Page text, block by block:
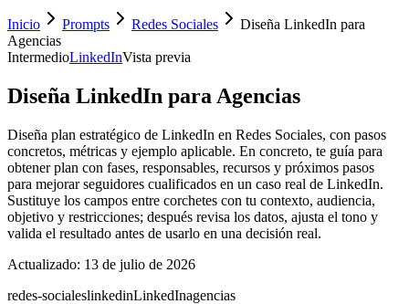
Inicio Prompts Redes Sociales
Diseña LinkedIn para
Agencias
IntermedioLinkedInVista previa
Diseña LinkedIn para Agencias
Diseña plan estratégico de LinkedIn en Redes Sociales, con pasos
concretos, métricas y ejemplo aplicable. En concreto, te guía para
obtener plan con fases, responsables, recursos y próximos pasos
para mejorar seguidores cualificados en un caso real de LinkedIn.
Sustituye los campos entre corchetes con tu contexto, audiencia,
objetivo y restricciones; después revisa los datos, ajusta el tono y
valida el resultado antes de usarlo en una decisión real.
Actualizado: 13 de julio de 2026
redes-socialeslinkedinLinkedInagencias